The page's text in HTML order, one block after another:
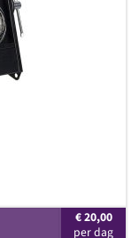
€20,00